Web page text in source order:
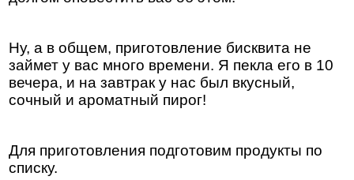
Ну, а в общем, приготовление бисквита не
займет у вас много времени. Я пекла его в 10
вечера, и на завтрак у нас был вкусный,
сочный и ароматный пирог!
Для приготовления подготовим продукты по
списку.